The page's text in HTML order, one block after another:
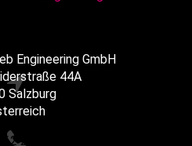
Engineering GmbH
44A
Salzburg
216065